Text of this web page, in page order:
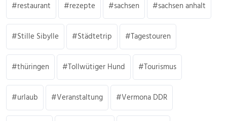
restaurant rezepte sachsen sachsen anhalt
Stille Sibylle Städtetrip Tagestouren
thüringen Tollwütiger Hund Tourismus
urlaub Veranstaltung Vermona DDR